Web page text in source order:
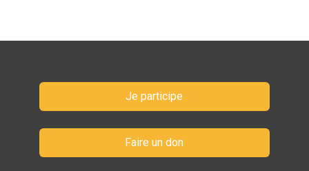
Je participe
Faire un don